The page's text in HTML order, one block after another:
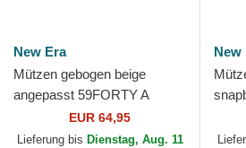
New Era
Mützen gebogen beige
angepasst 59FORTY A
Frame Leafy Palm der
Boston Red Sox MLB von
EUR 64,95
Lieferung bis Dienstag, Aug. 11
New